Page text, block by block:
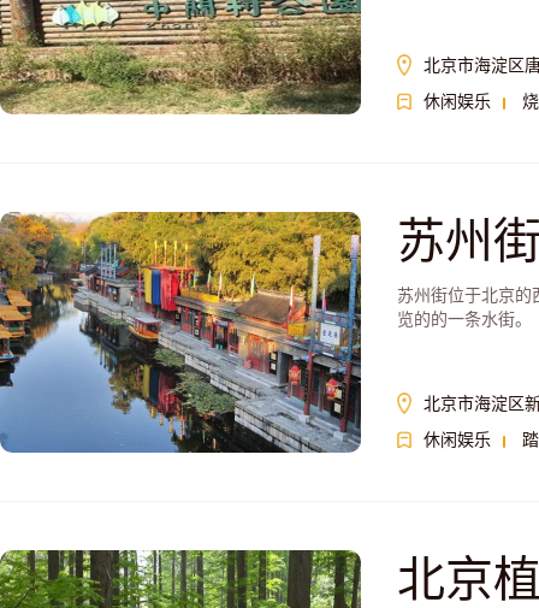
北京市海淀区
休闲娱乐
苏州
苏州街位于北京的
览的的一条水街。
北京市海淀区
休闲娱乐
北京